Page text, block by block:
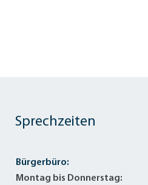
Sprechzeiten
Bürgerbüro:
Montag bis Donnerstag: